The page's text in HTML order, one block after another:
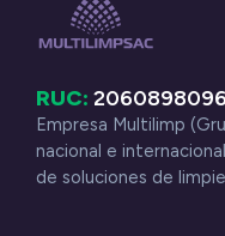
RUC:
Empresa Multilimp
nacional e
de soluciones de